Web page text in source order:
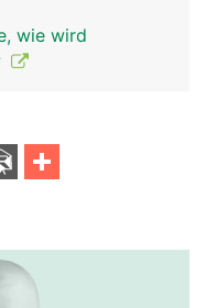
wie wird